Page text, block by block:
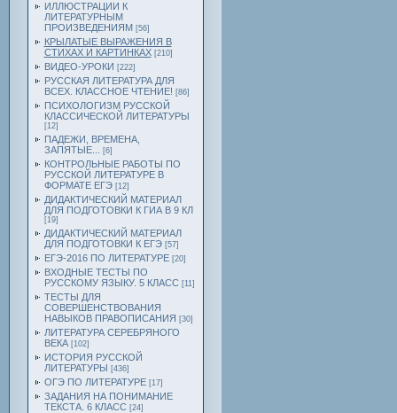
ИЛЛЮСТРАЦИИ К
ЛИТЕРАТУРНЫМ
ПРОИЗВЕДЕНИЯМ [56]
КРЫЛАТЫЕ ВЫРАЖЕНИЯ В
СТИХАХ И КАРТИНКАХ [210]
ВИДЕО-УРОКИ [222]
РУССКАЯ ЛИТЕРАТУРА ДЛЯ
ВСЕХ. КЛАССНОЕ ЧТЕНИЕ! [86]
ПСИХОЛОГИЗМ РУССКОЙ
КЛАССИЧЕСКОЙ ЛИТЕРАТУРЫ
[12]
ПАДЕЖИ, ВРЕМЕНА,
ЗАПЯТЫЕ...
[6]
КОНТРОЛЬНЫЕ РАБОТЫ ПО
РУССКОЙ ЛИТЕРАТУРЕ В
ФОРМАТЕ ЕГЭ [12]
ДИДАКТИЧЕСКИЙ МАТЕРИАЛ
ДЛЯ ПОДГОТОВКИ К ГИА В 9 КЛ
[19]
ДИДАКТИЧЕСКИЙ МАТЕРИАЛ
ДЛЯ ПОДГОТОВКИ К ЕГЭ [57]
ЕГЭ-2016 ПО ЛИТЕРАТУРЕ [20]
ВХОДНЫЕ ТЕСТЫ ПО
РУССКОМУ ЯЗЫКУ. 5 КЛАСС [11]
ТЕСТЫ ДЛЯ
СОВЕРШЕНСТВОВАНИЯ
НАВЫКОВ ПРАВОПИСАНИЯ [30]
ЛИТЕРАТУРА СЕРЕБРЯНОГО
ВЕКА [102]
ИСТОРИЯ РУССКОЙ
ЛИТЕРАТУРЫ [436]
ОГЭ ПО ЛИТЕРАТУРЕ [17]
ЗАДАНИЯ НА ПОНИМАНИЕ
ТЕКСТА. 6 КЛАСС [24]